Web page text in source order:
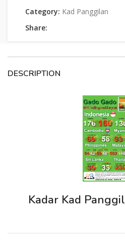
Category: Kad Panggilan
Share:
DESCRIPTION
Kadar Kad